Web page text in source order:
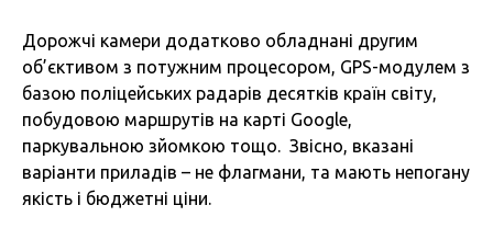
Дорожчі камери додатково обладнані другим
об’єктивом з потужним процесором, GPS-модулем з
базою поліцейських радарів десятків країн світу,
побудовою маршрутів на карті Google,
паркувальною зйомкою тощо. Звісно, вказані
варіанти приладів – не флагмани, та мають непогану
якість і бюджетні ціни.